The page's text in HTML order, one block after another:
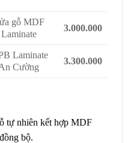
gỗ MDF
Laminate
3.000.000
Laminate
Cường
3.300.000
tự nhiên kết hợp MDF
bộ.